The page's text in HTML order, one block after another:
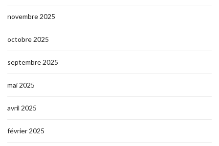
novembre 2025
octobre 2025
septembre 2025
mai 2025
avril 2025
février 2025